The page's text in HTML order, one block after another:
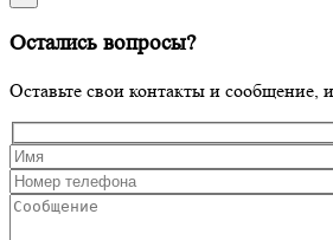
Остались вопросы?
Оставьте свои контакты и